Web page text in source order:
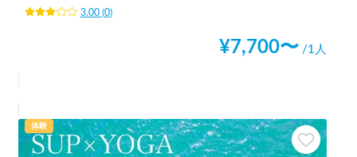
3.00(0)
¥7,700〜 /1人
体験